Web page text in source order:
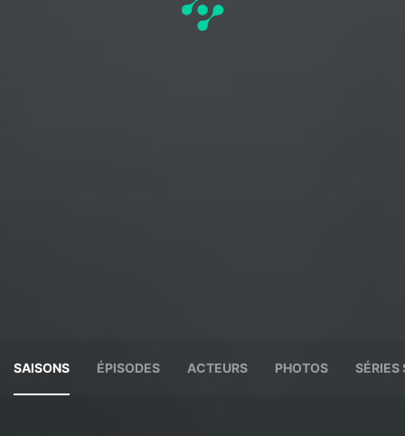
SAISONS ÉPISODES ACTEURS PHOTOS SÉRIES